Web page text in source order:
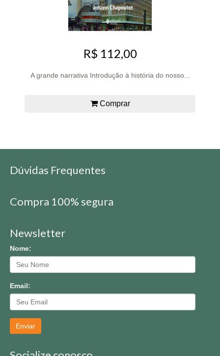
R$ 112,00
A grande narrativa Introdução à história do nosso...
Comprar
Dúvidas Frequentes
Compra 100% segura
Newsletter
Nome:
Email:
Enviar